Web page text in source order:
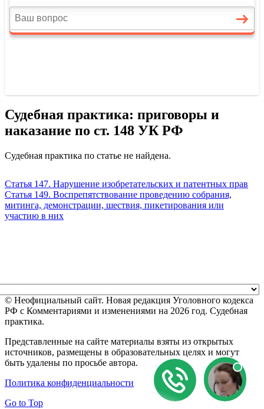
Судебная практика: приговоры и
наказание по ст. 148 УК РФ
Судебная практика по статье не найдена.
Статья 147. Нарушение изобретательских и патентных прав
Статья 149. Воспрепятствование проведению собрания,
митинга, демонстрации, шествия, пикетирования или
участию в них
© Неофициальный сайт. Новая редакция Уголовного кодекса
РФ с Комментариями и изменениями на 2026 год. Судебная
практика.
Представленные на сайте материалы взяты из открытых
источников, размещены в образовательных целях и могут
быть удалены по просьбе автора.
Политика конфиденциальности
Go to Top